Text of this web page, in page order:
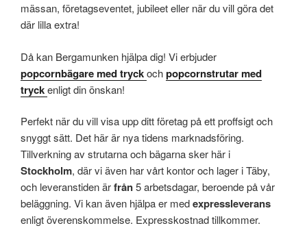
mässan, företagseventet, jubileet eller när du vill göra det
där lilla extra!
Då kan Bergamunken hjälpa dig! Vi erbjuder
popcornbägare med tryckochpopcornstrutar med
tryckenligt din önskan!
Perfekt när du vill visa upp ditt företag på ett proffsigt och
snyggt sätt. Det här är nya tidens marknadsföring.
Tillverkning av strutarna och bägarna sker här i
Stockholm, där vi även har vårt kontor och lager i Täby,
och leveranstiden ärfrån5 arbetsdagar, beroende på vår
beläggning. Vi kan även hjälpa er medexpressleverans
enligt överenskommelse. Expresskostnad tillkommer.